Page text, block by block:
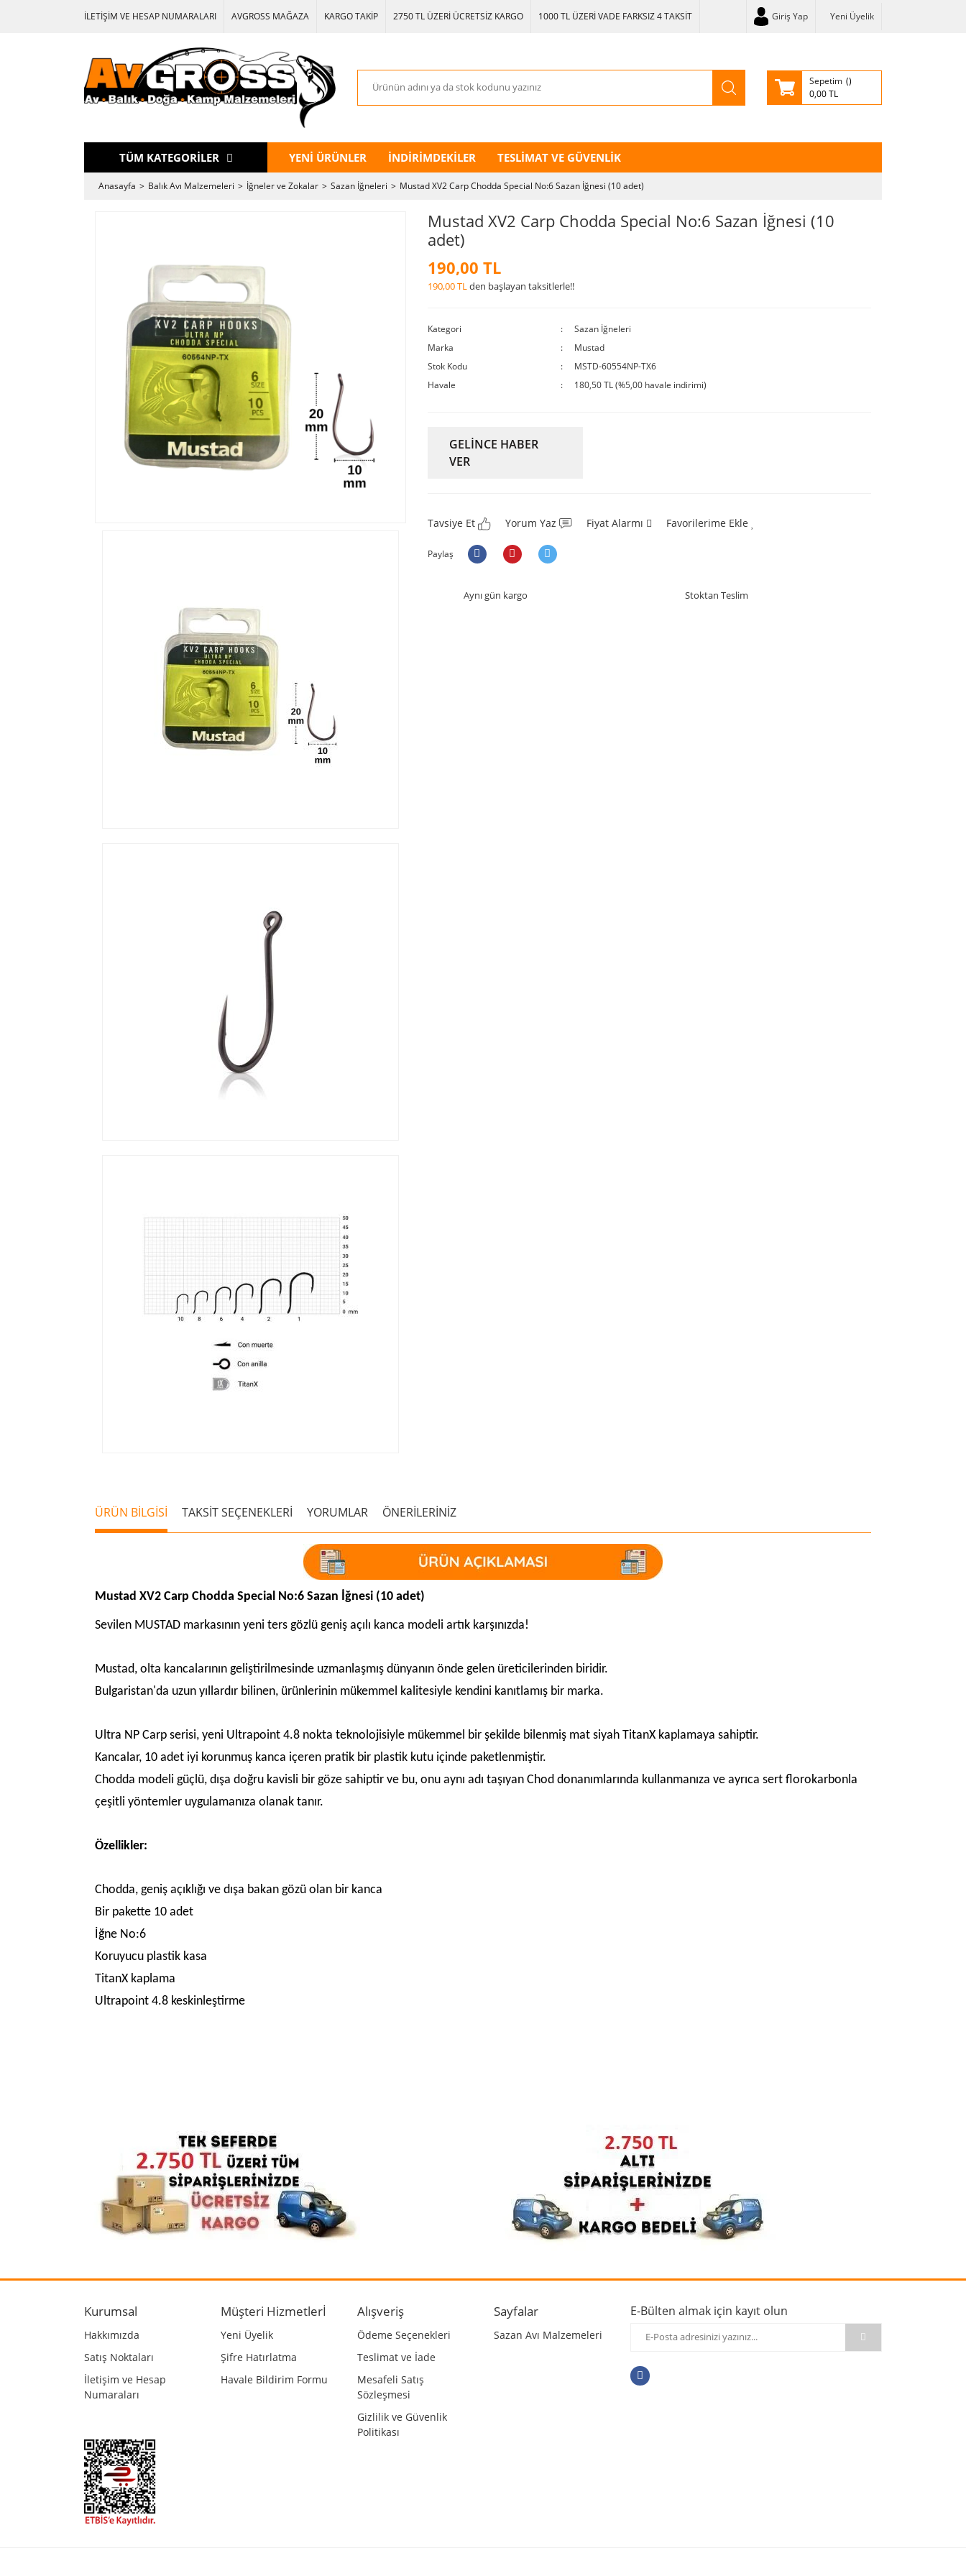
İLETİŞİM VE HESAP NUMARALARI AVGROSS MAĞAZA KARGO TAKİP 2750 TL ÜZERİ ÜCRETSİZ KARGO 1000 TL ÜZERİ VADE FARKSIZ 4 TAKSİT Giriş Yap Yeni Üyelik
Sepetim
0,00 TL
TÜM KATEGORİLER YENİ ÜRÜNLER İNDİRİMDEKİLER TESLİMAT VE GÜVENLİK
Anasayfa Balık Avı Malzemeleri İğneler ve Zokalar Sazan İğneleri Mustad XV2 Carp Chodda Special No:6 Sazan İğnesi (10 adet)
Mustad XV2 Carp Chodda Special No:6 Sazan İğnesi (10
adet)
190,00 TL
190,00 TL den başlayan taksitlerle!!
Kategori
Sazan İğneleri
Marka
Mustad
Stok Kodu
MSTD-60554NP-TX6
Havale
180,50 TL (%5,00 havale indirimi)
GELİNCE HABER
VER
Tavsiye Et Yorum Yaz Fiyat Alarmı Favorilerime Ekle
Paylaş
Aynı gün kargo Stoktan Teslim
ÜRÜN BİLGİSİ TAKSİT SEÇENEKLERİ YORUMLAR ÖNERİLERİNİZ
Mustad XV2 Carp Chodda Special No:6 Sazan İğnesi (10 adet)
Sevilen MUSTAD markasının yeni ters gözlü geniş açılı kanca modeli artık karşınızda!
Mustad, olta kancalarının geliştirilmesinde uzmanlaşmış dünyanın önde gelen üreticilerinden biridir.
Bulgaristan'da uzun yıllardır bilinen, ürünlerinin mükemmel kalitesiyle kendini kanıtlamış bir marka.
Ultra NP Carp serisi, yeni Ultrapoint 4.8 nokta teknolojisiyle mükemmel bir şekilde bilenmiş mat siyah TitanX kaplamaya sahiptir.
Kancalar, 10 adet iyi korunmuş kanca içeren pratik bir plastik kutu içinde paketlenmiştir.
Chodda modeli güçlü, dışa doğru kavisli bir göze sahiptir ve bu, onu aynı adı taşıyan Chod donanımlarında kullanmanıza ve ayrıca sert florokarbonla
çeşitli yöntemler uygulamanıza olanak tanır.
Özellikler:
Chodda, geniş açıklığı ve dışa bakan gözü olan bir kanca
Bir pakette 10 adet
İğne No:6
Koruyucu plastik kasa
TitanX kaplama
Ultrapoint 4.8 keskinleştirme
Ürün resmi kalitesiz, bozuk veya görüntülenemiyor.
Ürün açıklamasında eksik bilgiler bulunuyor.
Ürün bilgilerinde hatalar bulunuyor.
Ürün fiyatı diğer sitelerden daha pahalı.
Bu ürüne benzer farklı alternatifler olmalı.
Kurumsal
Hakkımızda
Satış Noktaları
İletişim ve Hesap
Numaraları
Müşteri Hizmetlerİ
Yeni Üyelik
Şifre Hatırlatma
Havale Bildirim Formu
Alışveriş
Ödeme Seçenekleri
Teslimat ve İade
Mesafeli Satış
Sözleşmesi
Gizlilik ve Güvenlik
Politikası
Sayfalar
Sazan Avı Malzemeleri
E-Bülten almak için kayıt olun